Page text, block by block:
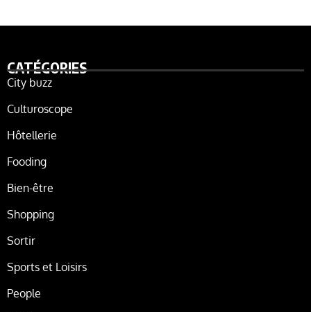
CATÉGORIES
City buzz
Culturoscope
Hôtellerie
Fooding
Bien-être
Shopping
Sortir
Sports et Loisirs
People